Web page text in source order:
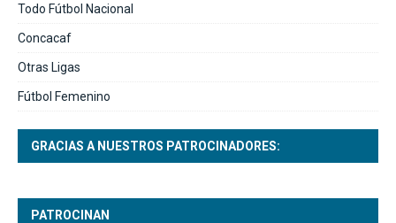
Todo Fútbol Nacional
Concacaf
Otras Ligas
Fútbol Femenino
GRACIAS A NUESTROS PATROCINADORES:
PATROCINAN